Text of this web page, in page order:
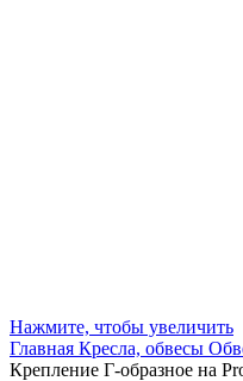
Нажмите, чтобы увеличить
Главная Кресла, обвесы
Крепление Г-образное на